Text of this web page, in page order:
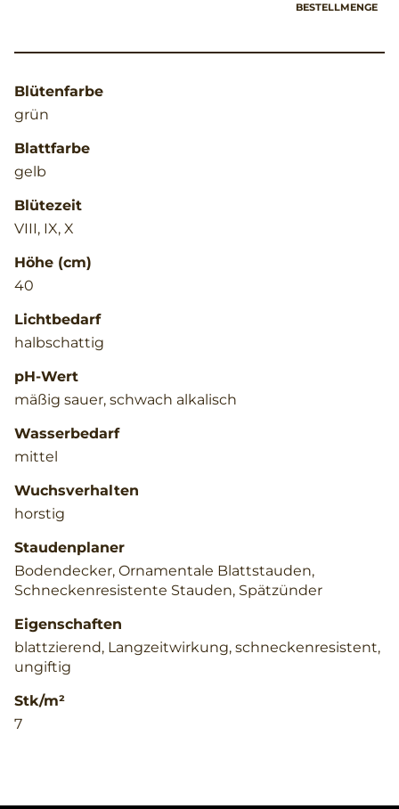
BESTELLMENGE
Blütenfarbe
grün
Blattfarbe
gelb
Blütezeit
VIII, IX, X
Höhe (cm)
40
Lichtbedarf
halbschattig
pH-Wert
mäßig sauer, schwach alkalisch
Wasserbedarf
mittel
Wuchsverhalten
horstig
Staudenplaner
Bodendecker, Ornamentale Blattstauden,
Schneckenresistente Stauden, Spätzünder
Eigenschaften
blattzierend, Langzeitwirkung, schneckenresistent,
ungiftig
Stk/m²
7